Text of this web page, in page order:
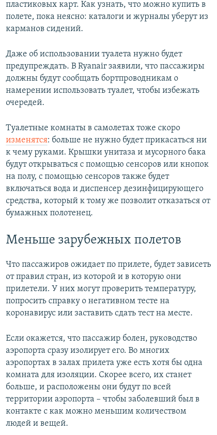
пластиковых карт. Как узнать, что можно купить в
полете, пока неясно: каталоги и журналы уберут из
карманов сидений.
Даже об использовании туалета нужно будет
предупреждать. В Ryanair заявили, что пассажиры
должны будут сообщать бортпроводникам о
намерении использовать туалет, чтобы избежать
очередей.
Туалетные комнаты в самолетах тоже скоро
изменятся: больше не нужно будет прикасаться ни
к чему руками. Крышки унитаза и мусорного бака
будут открываться с помощью сенсоров или кнопок
на полу, с помощью сенсоров также будет
включаться вода и диспенсер дезинфицирующего
средства, который к тому же позволит отказаться от
бумажных полотенец.
Меньше зарубежных полетов
Что пассажиров ожидает по прилете, будет зависеть
от правил стран, из которой и в которую они
прилетели. У них могут проверить температуру,
попросить справку о негативном тесте на
коронавирус или заставить сдать тест на месте.
Если окажется, что пассажир болен, руководство
аэропорта сразу изолирует его. Во многих
аэропортах в залах прилета уже есть хотя бы одна
комната для изоляции. Скорее всего, их станет
больше, и расположены они будут по всей
территории аэропорта – чтобы заболевший был в
контакте с как можно меньшим количеством
людей и вещей.